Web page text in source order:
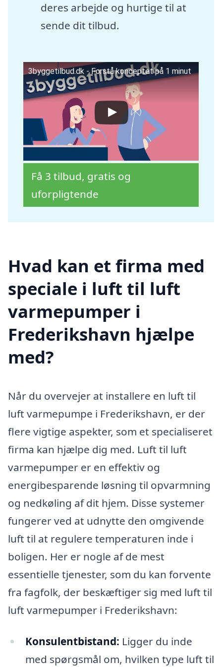
deres arbejde og hurtige til at
sende dit tilbud.
3byggetilbud.dk - Forstå konceptet på 1 minut
Få 3 tilbud, gratis og
uforpligtende
Hvad kan et firma med
speciale i luft til luft
varmepumper i
Frederikshavn hjælpe
med?
Når du overvejer at installere en luft til
luft varmepumpe i Frederikshavn, er der
flere vigtige aspekter, som et specialiseret
firma kan hjælpe dig med. Luft til luft
varmepumper er en effektiv og
energibesparende løsning til opvarmning
og nedkøling af dit hjem. Disse systemer
fungerer ved at udnytte den omgivende
luft til at regulere temperaturen inde i
boligen. Her er nogle af de mest
essentielle tjenester, som du kan forvente
fra fagfolk, der beskæftiger sig med luft til
luft varmepumper i Frederikshavn:
Konsulentbistand: Ligger du inde
med spørgsmål om, hvilken type luft til